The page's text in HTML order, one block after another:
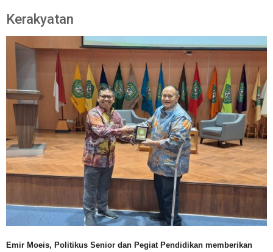
Kerakyatan
Emir Moeis, Politikus Senior dan Pegiat Pendidikan memberikan